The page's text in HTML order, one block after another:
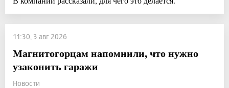
11:30, 3 авг 2026
Магнитогорцам напомнили, что нужно
узаконить гаражи
Новости